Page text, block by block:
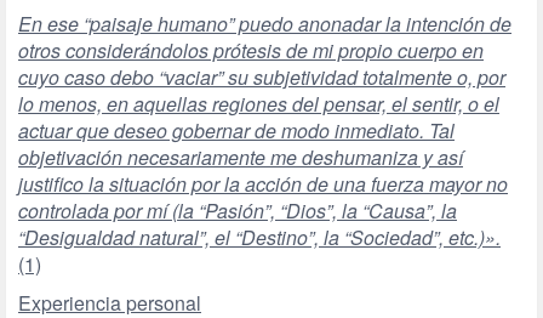
En ese “paisaje humano” puedo anonadar la intención de
otros considerándolos prótesis de mi propio cuerpo en
cuyo caso debo “vaciar” su subjetividad totalmente o, por
lo menos, en aquellas regiones del pensar, el sentir, o el
actuar que deseo gobernar de modo inmediato. Tal
objetivación necesariamente me deshumaniza y así
justifico la situación por la acción de una fuerza mayor no
controlada por mí (la “Pasión”, “Dios”, la “Causa”, la
“Desigualdad natural”, el “Destino”, la “Sociedad”, etc.)».
(1)
Experiencia personal